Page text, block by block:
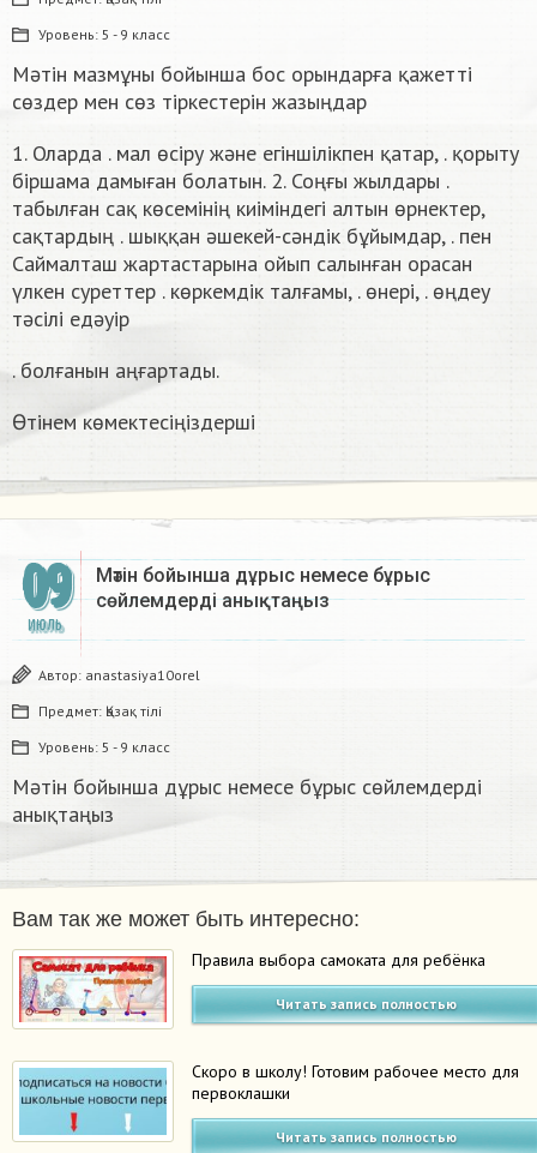
Уровень: 5 - 9 класс
Мәтін мазмұны бойынша бос орындарға қажетті
сөздер мен сөз тіркестерін жазыңдар
1. Оларда . мал өсіру және егіншілікпен қатар, . қорыту
біршама дамыған болатын. 2. Соңғы жылдары .
табылған сақ көсемінің киіміндегі алтын өрнектер,
сақтардың . шыққан әшекей-сәндік бұйымдар, . пен
Саймалташ жартастарына ойып салынған орасан
үлкен суреттер . көркемдік талғамы, . өнері, . өңдеу
тәсілі едәуір
. болғанын аңғартады.
Өтінем көмектесіңіздерші
09
ИЮЛЬ
Мәтін бойынша дұрыс немесе бұрыс
сөйлемдерді анықтаңыз ​
Автор: anastasiya10orel
Предмет: Қазақ тiлi
Уровень: 5 - 9 класс
Мәтін бойынша дұрыс немесе бұрыс сөйлемдерді
анықтаңыз ​
Вам так же может быть интересно:
Правила выбора самоката для ребёнка
Читать запись полностью
Скоро в школу! Готовим рабочее место для
первоклашки
Читать запись полностью